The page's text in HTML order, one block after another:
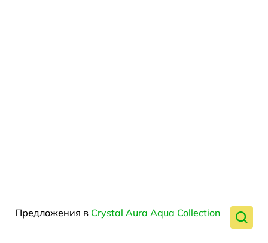
Предложения в Crystal Aura Aqua Collection